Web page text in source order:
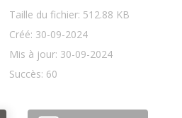
Taille du fichier: 512.88 KB
Créé: 30-09-2024
Mis à jour: 30-09-2024
Succès: 60